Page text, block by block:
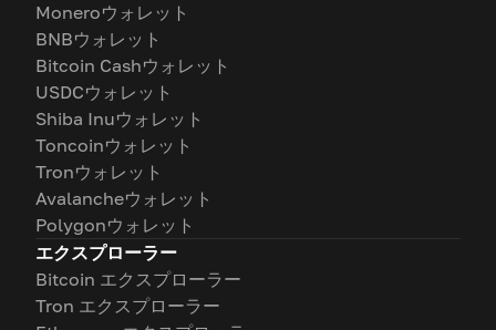
Moneroウォレット
BNBウォレット
Bitcoin Cashウォレット
USDCウォレット
Shiba Inuウォレット
Toncoinウォレット
Tronウォレット
Avalancheウォレット
Polygonウォレット
エクスプローラー
Bitcoin エクスプローラー
Tron エクスプローラー